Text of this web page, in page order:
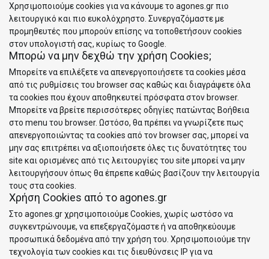
Χρησιμοποιούμε cookies για να κάνουμε το agones.gr πιο
λειτουργικό και πιο ευκολόχρηστο. Συνεργαζόμαστε με
προμηθευτές που μπορούν επίσης να τοποθετήσουν cookies
στον υπολογιστή σας, κυρίως το Google.
Μπορώ να μην δεχθώ την χρήση Cookies;
Μπορείτε να επιλέξετε να απενεργοποιήσετε τα cookies μέσα
από τις ρυθμίσεις του browser σας καθώς και διαγράψετε όλα
τα cookies που έχουν αποθηκευτεί πρόσφατα στον browser.
Μπορείτε να βρείτε περισσότερες οδηγίες πατώντας Βοήθεια
στο menu του browser. Ωστόσο, θα πρέπει να γνωρίζετε πως
απενεργοποιώντας τα cookies από τον browser σας, μπορεί να
μην σας επιτρέπει να αξιοποιήσετε όλες τις δυνατότητες του
site και ορισμένες από τις λειτουργίες του site μπορεί να μην
λειτουργήσουν όπως θα έπρεπε καθώς βασίζουν την λειτουργία
τους στα cookies.
Χρήση Cookies από το agones.gr
Στο agones.gr χρησιμοποιούμε Cookies, χωρίς ωστόσο να
συγκεντρώνουμε, να επεξεργαζόμαστε ή να αποθηκεύουμε
προσωπικά δεδομένα από την χρήση του. Χρησιμοποιούμε την
τεχνολογία των cookies και τις διευθύνσεις IP για να